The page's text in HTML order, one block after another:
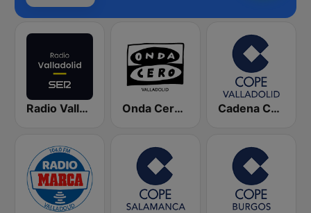
Radio Valladolid SER Onda Cero Valladolid Cadena COPE Valladolid